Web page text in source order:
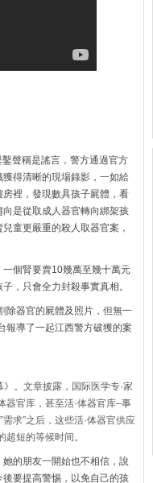
聲稱是謠言，警方通過官方
得清晰的現場錄影，一如給
裡，發現數具孩子屍體，看
是從取成人器官轉向綁架孩
童更嚴重的殺人取器官案，
個腎要賣10幾萬至幾​​十萬元
，只會全力封殺事實真相。
除器官的屍體及照片，但無一
報導了一起江西警方破獲的案
。文章披露，国际医学专·家
器官库，甚至活·体器官库–事
求”之后，这些活·体器官供应
超短的等候时间。
的朋友一開始也不相信，說
要提高警惕，以免自己的孩